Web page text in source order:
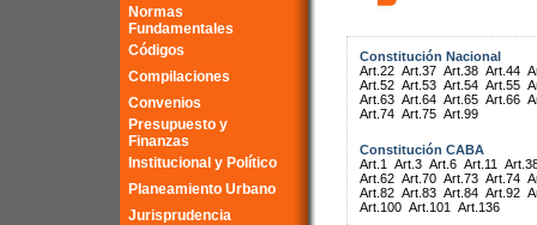
Normas
Fundamentales
Códigos
Compilaciones
Convenios
Presupuesto y
Finanzas
Institucional y Político
Planeamiento Urbano
Jurisprudencia
Constitución Nacional
Art.22 Art.37 Art.38 Art.44
Art.52 Art.53 Art.54 Art.55
Art.63 Art.64 Art.65 Art.66
Art.74 Art.75 Art.99
Constitución CABA
Art.1
Art.3 Art.6 Art.11
Art.62 Art.70 Art.73 Art.74
Art.82 Art.83 Art.84 Art.92
Art.100 Art.101 Art.136